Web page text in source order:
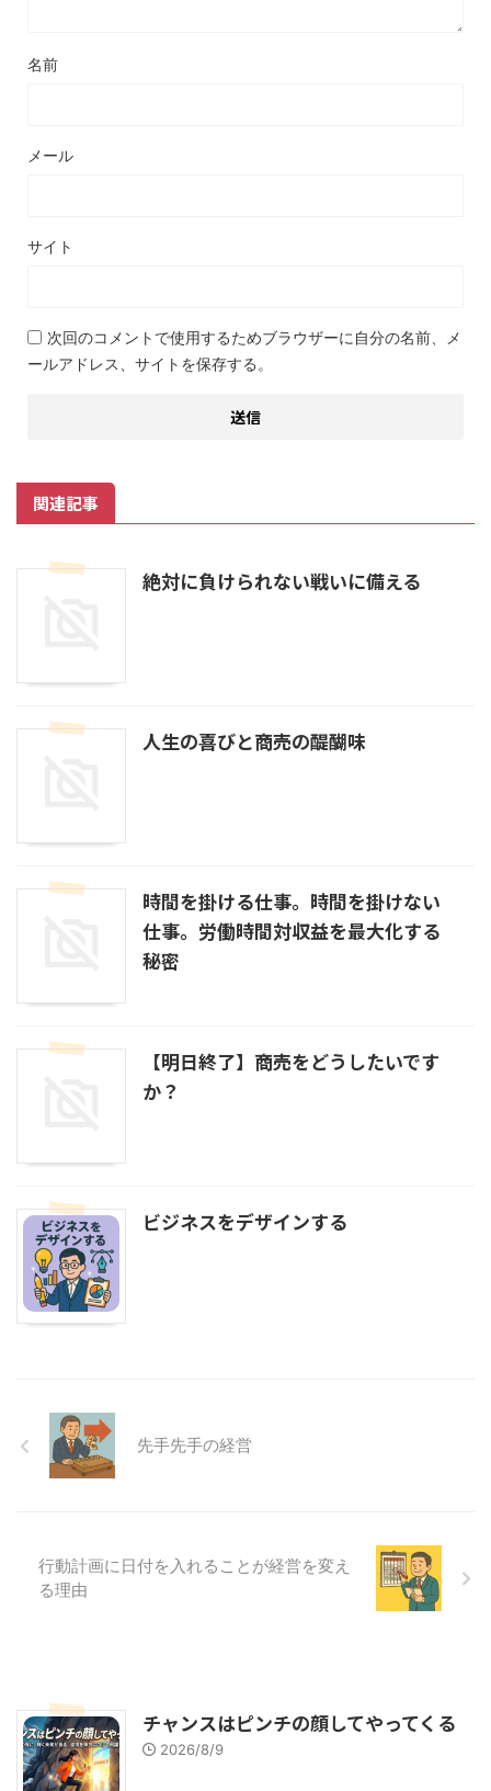
名前
メール
サイト
次回のコメントで使用するためブラウザーに自分の名前、メ
ールアドレス、サイトを保存する。
関連記事
絶対に負けられない戦いに備える
人生の喜びと商売の醍醐味
時間を掛ける仕事。時間を掛けない
仕事。労働時間対収益を最大化する
秘密
【明日終了】商売をどうしたいです
か？
ビジネスをデザインする
先手先手の経営
行動計画に日付を入れることが経営を変え
る理由
チャンスはピンチの顔してやってくる
2026/8/9